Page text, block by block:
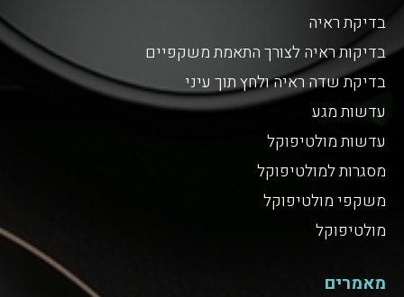
בדיקת ראיה
בדיקות ראיה לצורך התאמת משקפיים
בדיקת שדה ראיה ולחץ תוך עיני
עדשות מגע
עדשות מולטיפוקל
מסגרות למולטיפוקל
משקפי מולטיפוקל
מולטיפוקל
מאמרים